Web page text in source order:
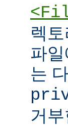
렉
파
는
거